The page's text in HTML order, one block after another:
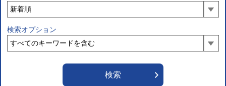
検索オプション